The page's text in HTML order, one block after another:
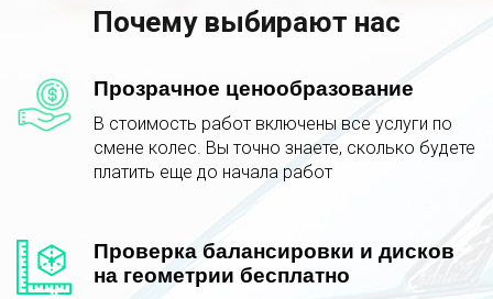
Почему выбирают нас
Прозрачное ценообразование
В стоимость работ включены все услуги по
смене колес. Вы точно знаете, сколько будете
платить еще до начала работ
Проверка балансировки и дисков
на геометрии бесплатно